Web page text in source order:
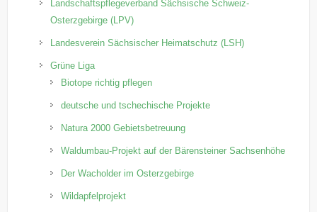
Landschaftspflegeverband Sächsische Schweiz-
Osterzgebirge (LPV)
Landesverein Sächsischer Heimatschutz (LSH)
Grüne Liga
Biotope richtig pflegen
deutsche und tschechische Projekte
Natura 2000 Gebietsbetreuung
Waldumbau-Projekt auf der Bärensteiner Sachsenhöhe
Der Wacholder im Osterzgebirge
Wildapfelprojekt